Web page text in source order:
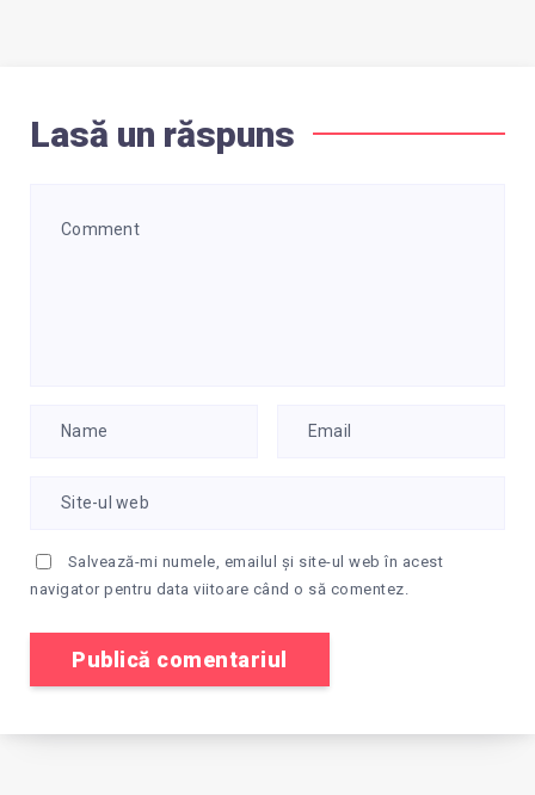
Lasă un răspuns
Salvează-mi numele, emailul și site-ul web în acest
navigator pentru data viitoare când o să comentez.